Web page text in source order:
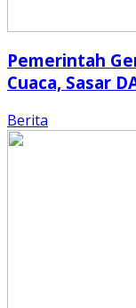
Pemerintah
Cuaca, Sasar
Berita